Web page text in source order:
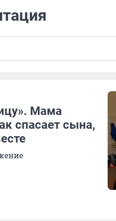
Мама
спасает сына,